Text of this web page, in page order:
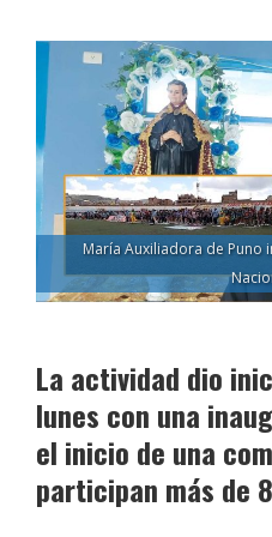
María Auxiliadora de Puno
La actividad dio
lunes con una
el inicio de una
participan más de